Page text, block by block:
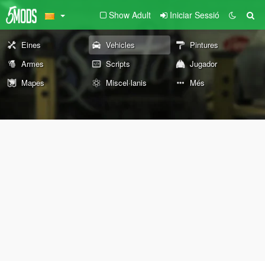
Show Adult Iniciar Sessió
Eines Vehicles
Pintures
Armes
Scripts
Jugador
Mapes
Miscel·lanis Més